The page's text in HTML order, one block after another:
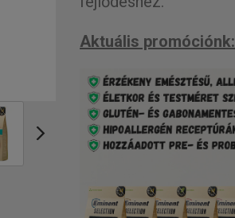
Aktuális promóciónk: